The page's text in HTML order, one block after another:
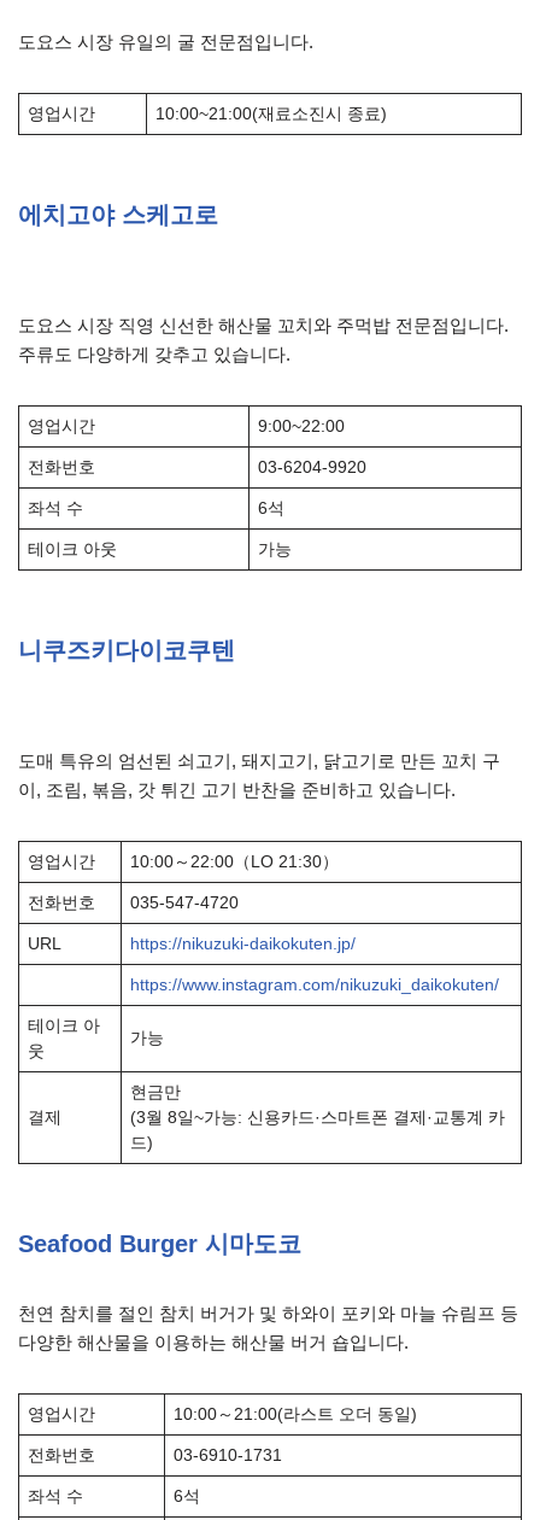
도요스 시장 유일의 굴 전문점입니다.
영업시간 10:00~21:00(재료소진시 종료)
에치고야 스케고로
도요스 시장 직영 신선한 해산물 꼬치와 주먹밥 전문점입니다.
주류도 다양하게 갖추고 있습니다.
영업시간 9:00~22:00
전화번호 03-6204-9920
좌석 수 6석
테이크 아웃 가능
니쿠즈키다이코쿠텐
도매 특유의 엄선된 쇠고기, 돼지고기, 닭고기로 만든 꼬치 구
이, 조림, 볶음, 갓 튀긴 고기 반찬을 준비하고 있습니다.
영업시간 10:00～22:00（LO 21:30）
전화번호 035-547-4720
URL https://nikuzuki-daikokuten.jp/
https://www.instagram.com/nikuzuki_daikokuten/
테이크 아
웃
가능
결제
현금만
(3월 8일~가능: 신용카드·스마트폰 결제·교통계 카
드)
Seafood Burger 시마도코
천연 참치를 절인 참치 버거가 및 하와이 포키와 마늘 슈림프 등
다양한 해산물을 이용하는 해산물 버거 숍입니다.
영업시간 10:00～21:00(라스트 오더 동일)
전화번호 03-6910-1731
좌석 수 6석